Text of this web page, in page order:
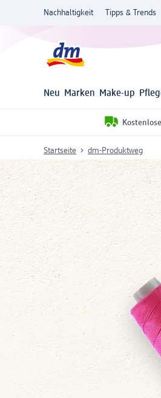
Nachhaltigkeit Tipps & Trends
Neu Marken Make-up
Startseite dm-Produktweg